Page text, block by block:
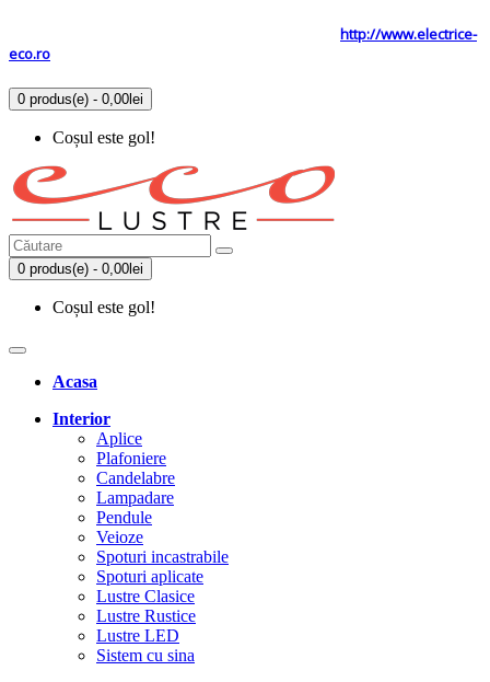
http://www.electrice-
eco.ro
0 produs(e) - 0,00lei
Coșul este gol!
0 produs(e) - 0,00lei
Coșul este gol!
Acasa
Interior
Aplice
Plafoniere
Candelabre
Lampadare
Pendule
Veioze
Spoturi incastrabile
Spoturi aplicate
Lustre Clasice
Lustre Rustice
Lustre LED
Sistem cu sina